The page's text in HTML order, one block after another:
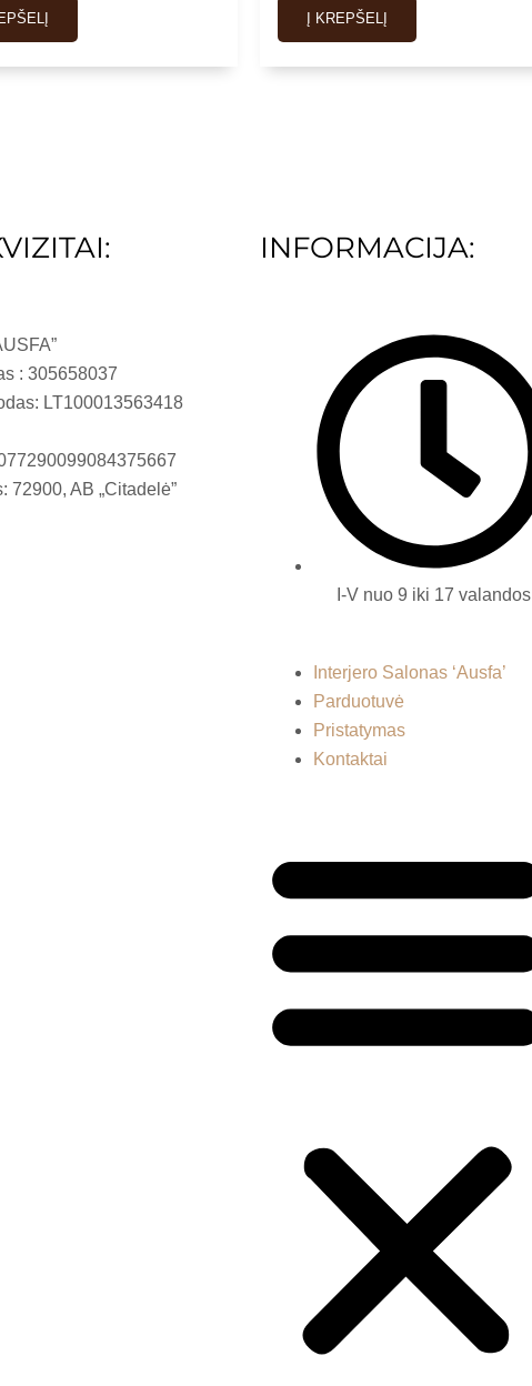
Į KREPŠELĮ
: 305658037
LT100013563418
72900, AB „Citadelė”
INFORMACIJA:
I-V nuo 9 iki 17 valandos
Interjero Salonas ‘Ausfa’
Parduotuvė
Pristatymas
Kontaktai